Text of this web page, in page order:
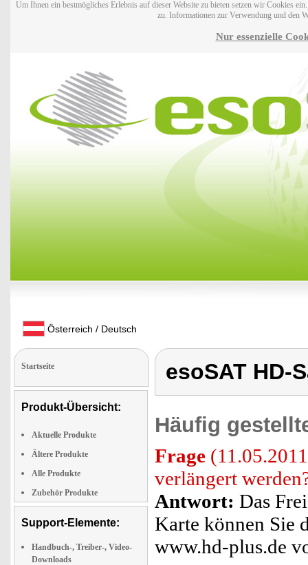
Um Ihnen ein bestmögliches Erlebnis auf dieser Website zu bieten setzen wir Cookies
zu. Informationen zur Verwendung und den
Nur essenzielle
Österreich / Deutsch
Startseite
Produkt-Übersicht:
Aktuelle Produkte
Ältere Produkte
Alle Produkte
Zubehör Produkte
Support-Elemente:
Handbuch-, Treiber-, Video-
Downloads
esoSAT HD-
Häufig
Frage
verlängert
Antwort: Das
Karte können Sie
www.hd-plus.de